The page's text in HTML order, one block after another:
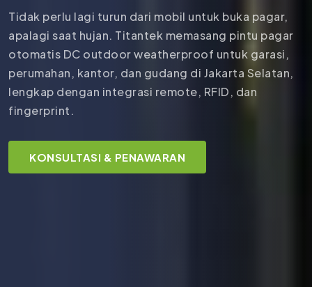
Tidak perlu lagi turun dari mobil untuk buka pagar,
apalagi saat hujan. Titantek memasang pintu pagar
otomatis DC outdoor weatherproof untuk garasi,
perumahan, kantor, dan gudang di Jakarta Selatan,
lengkap dengan integrasi remote, RFID, dan
fingerprint.
KONSULTASI & PENAWARAN